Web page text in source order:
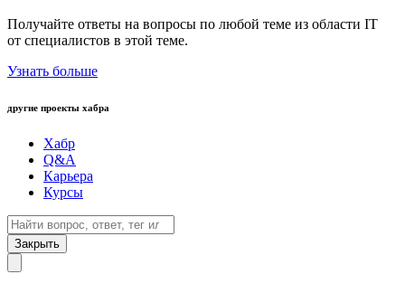
Получайте ответы на вопросы по любой теме из области IT
от специалистов в этой теме.
Узнать больше
другие проекты хабра
Хабр
Q&A
Карьера
Курсы
Закрыть